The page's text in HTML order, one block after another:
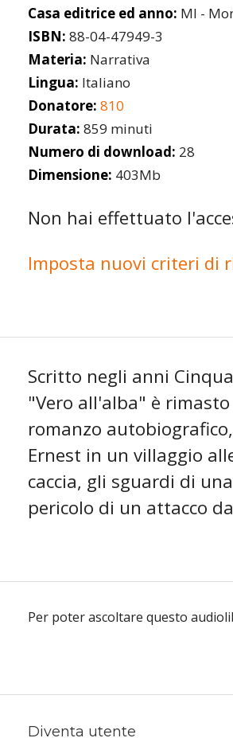
Casa editrice ed anno: MI -
ISBN: 88-04-47949-3
Materia: Narrativa
Lingua: Italiano
Donatore: 810
Durata: 859 minuti
Numero di download: 28
Dimensione: 403Mb
Non hai effettuato
Imposta nuovi criteri di
Scritto negli anni
"Vero all'alba" è
romanzo
Ernest in un villaggio
caccia, gli sguardi di
pericolo di un attacco
Per poter ascoltare questo
Diventa utente